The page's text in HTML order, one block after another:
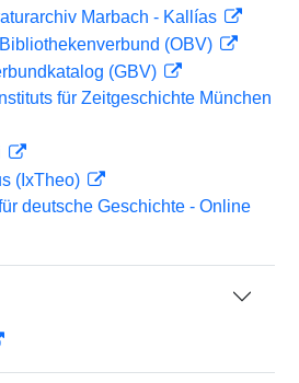
Marbach - Kallías
(OBV)
(GBV)
für Zeitgeschichte München
(IxTheo)
deutsche Geschichte - Online